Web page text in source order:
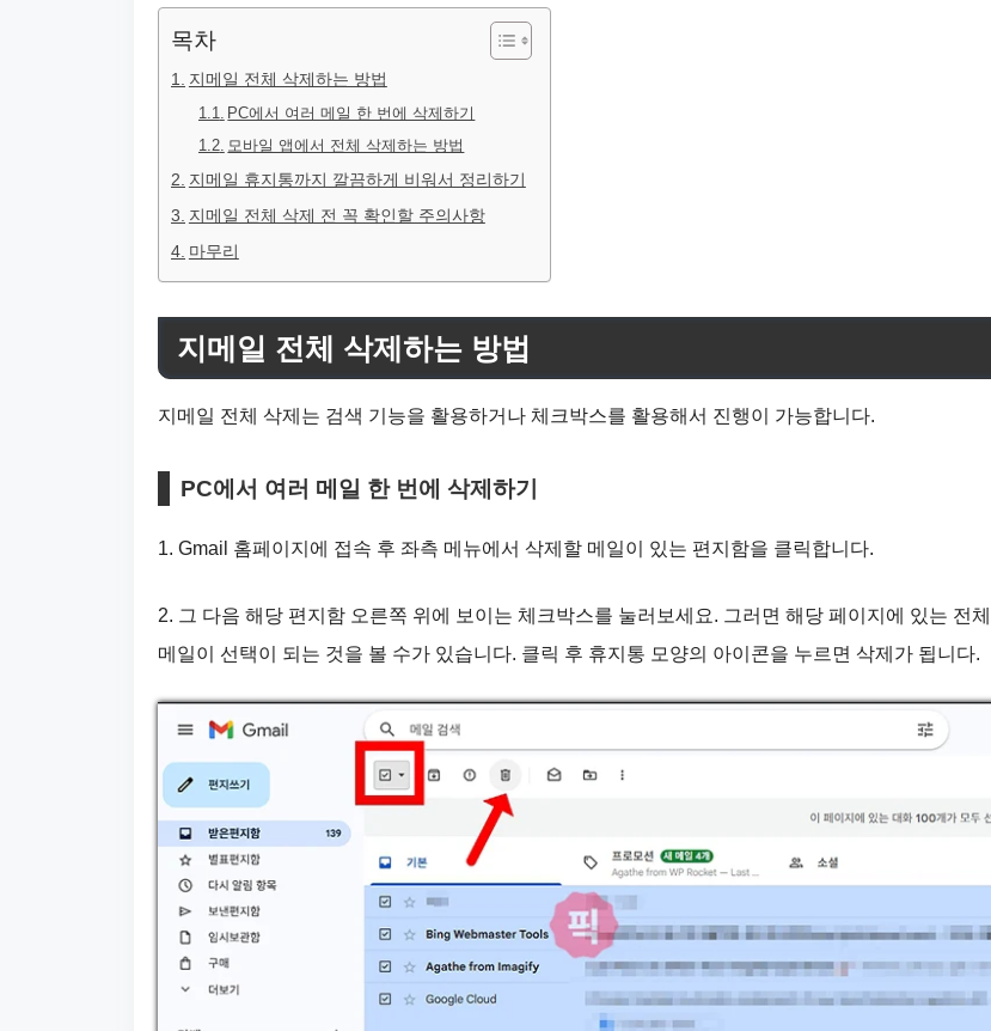
목차
지메일 전체 삭제하는 방법
PC에서 여러 메일 한 번에 삭제하기
모바일 앱에서 전체 삭제하는 방법
지메일 휴지통까지 깔끔하게 비워서 정리하기
지메일 전체 삭제 전 꼭 확인할 주의사항
마무리
지메일 전체 삭제하는 방법
지메일 전체 삭제는 검색 기능을 활용하거나 체크박스를 활용해서 진행이 가능합니다.
PC에서 여러 메일 한 번에 삭제하기
1. Gmail 홈페이지에 접속 후 좌측 메뉴에서 삭제할 메일이 있는 편지함을 클릭합니다.
2. 그 다음 해당 편지함 오른쪽 위에 보이는 체크박스를 눌러보세요. 그러면 해당 페이지에 있는 전체
메일이 선택이 되는 것을 볼 수가 있습니다. 클릭 후 휴지통 모양의 아이콘을 누르면 삭제가 됩니다.